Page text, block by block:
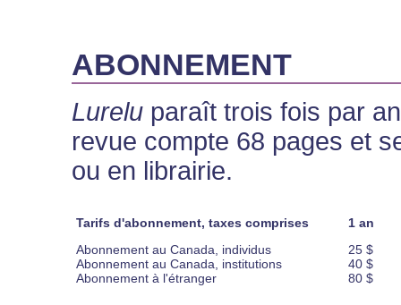
ABONNEMENT
Lurelu paraît trois fois par
revue compte 68 pages et
ou en librairie.
Tarifs d'abonnement, taxes comprises
Abonnement au Canada, individus
Abonnement au Canada, institutions
Abonnement à l'étranger
1 an
25 $
40 $
80 $